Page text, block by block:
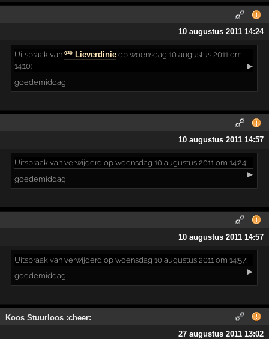
10 augustus 2011 14:24
Uitspraak vanº²º Lieverdinie op woensdag 10 augustus 2011 om
14:10:
▶
goedemiddag
10 augustus 2011 14:57
Uitspraak van verwijderd op woensdag 10 augustus 2011 om 14:24:
▶
goedemiddag
10 augustus 2011 14:57
Uitspraak van verwijderd op woensdag 10 augustus 2011 om 14:57:
▶
goedemiddag
Koos Stuurloos :cheer:
27 augustus 2011 13:02